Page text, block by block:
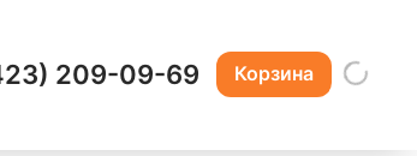
209-09-69 Корзина